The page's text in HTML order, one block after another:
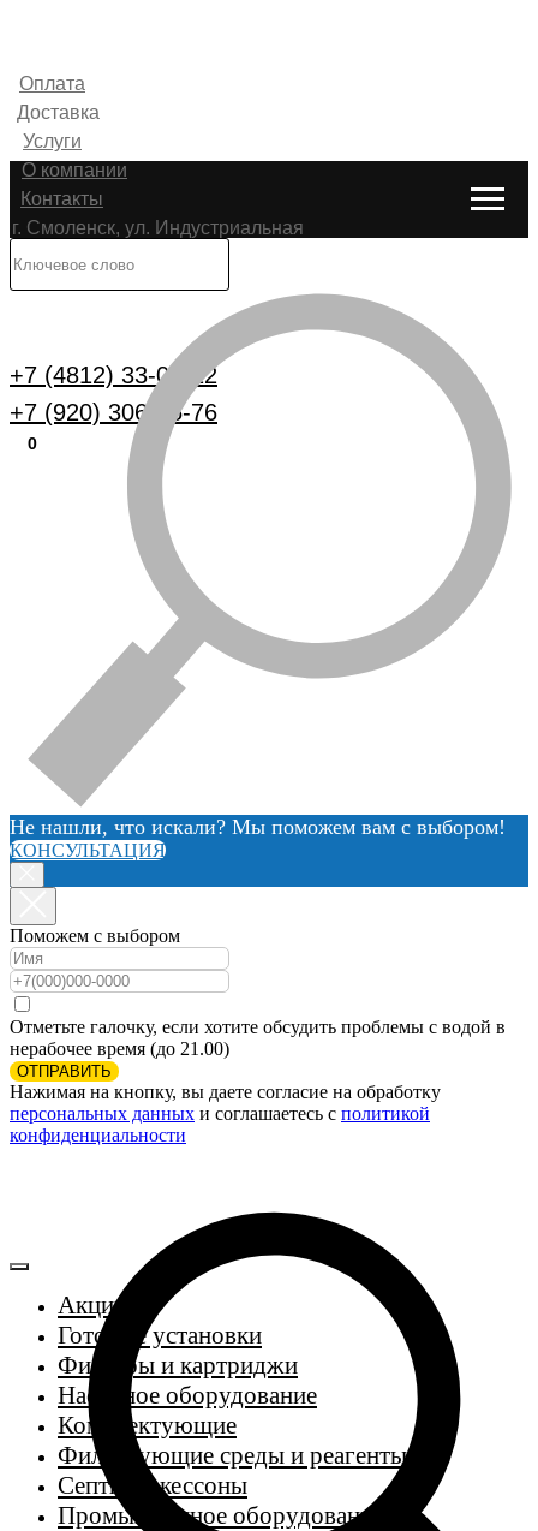
Оплата
Доставка
Услуги
О компании
Контакты
г. Смоленск, ул. Индустриальная
+7 (4812) 33-00-22
+7 (920) 306-25-76
0
Не нашли, что искали? Мы поможем вам с выбором!
КОНСУЛЬТАЦИЯ
Поможем с выбором
Отметьте галочку, если хотите обсудить проблемы с водой в
нерабочее время (до 21.00)
ОТПРАВИТЬ
Нажимая на кнопку, вы даете согласие на обработку
персональных данных и соглашаетесь c политикой
конфиденциальности
Акции
Готовые установки
Фильтры и картриджи
Насосное оборудование
Комплектующие
Фильтрующие среды и реагенты
Септики, кессоны
Промышленное оборудование